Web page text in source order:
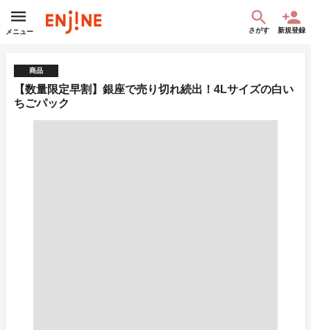
メニュー さがす 新規登録
商品
【数量限定早割】銀座で売り切れ続出！4Lサイズの白い
ちごパック